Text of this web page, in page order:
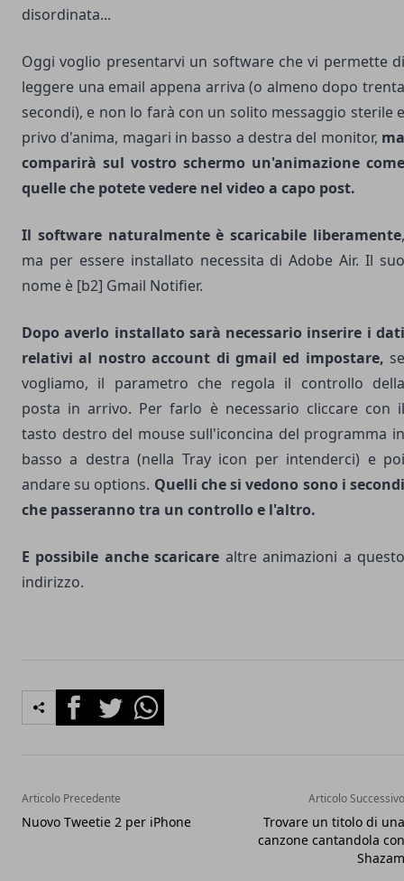
disordinata...
Oggi voglio presentarvi un softwareche vi permette di
leggere una email appena arriva (o almeno dopo trenta
secondi), e non lo farà con un solito messaggio sterile e
privo d'anima, magari in basso a destra del monitor, ma
comparirà sul vostro schermo un'animazione come
quelle che potete vedere nel video a capo post.
Il software naturalmente è scaricabile liberamente,
ma per essere installato necessita diAdobe Air. Il
nome è [b2] Gmail Notifier.
Dopo averlo installato sarà necessario inserire i dati
relativi al nostro account di gmail ed impostare, se
vogliamo, il parametro che regola il controllo della
posta in arrivo. Per farlo è necessario cliccare con il
tasto destro del mouse sull'iconcina del programma in
basso a destra (nella Tray icon per intenderci) e poi
andare su options. Quelli che si vedono sono i
che passeranno tra un controllo e l'altro.
E possibile anche scaricare altre animazioni a
indirizzo.
FacebookTwitterWhatsapp
Articolo Precedente
Nuovo Tweetie 2 per iPhone
Articolo Successivo
Trovare un titolo di una
canzone cantandola con
Shazam